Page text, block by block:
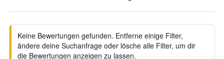
Keine Bewertungen gefunden. Entferne einige Filter,
ändere deine Suchanfrage oder lösche alle Filter, um dir
die Bewertungen anzeigen zu lassen.